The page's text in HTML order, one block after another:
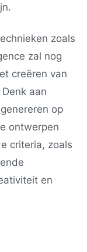
zoals
zal nog
creëren van
aan
op
ontwerpen
criteria, zoals
en